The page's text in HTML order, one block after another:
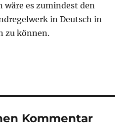
wäre es zumindest den
in Deutsch in
zu können.
Kommentar